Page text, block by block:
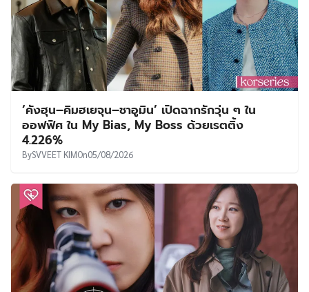
‘คังฮุน–คิมฮเยจุน–ชาอูมิน’ เปิดฉากรักวุ่น ๆ ใน
ออฟฟิศ ใน My Bias, My Boss ด้วยเรตติ้ง
4.226%
BySVVEET KIMOn05/08/2026